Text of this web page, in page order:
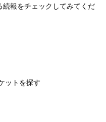
続報をチェックしてみてくだ
ットを探す